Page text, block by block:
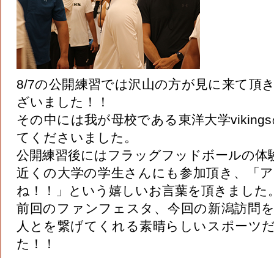
8/7の公開練習では沢山の方が見に来て頂
ざいました！！
その中には我が母校である東洋大学
てくださいました。
公開練習後にはフラッグフッドボールの体
近くの大学の学生さんにも参加頂き、「
ね！！」という嬉しいお言葉を頂きました
前回のファンフェスタ、今回の新潟訪問
人とを繋げてくれる素晴らしいスポーツ
た！！